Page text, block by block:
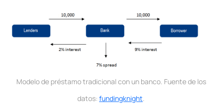
Modelo de préstamo tradicional con un banco. Fuente de los
datos: fundingknight.